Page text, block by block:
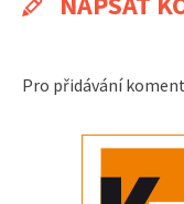
Pro přidávání